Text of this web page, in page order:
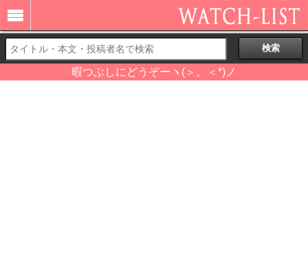
暇つぶしにどうぞーヽ(＞。＜*)ノ